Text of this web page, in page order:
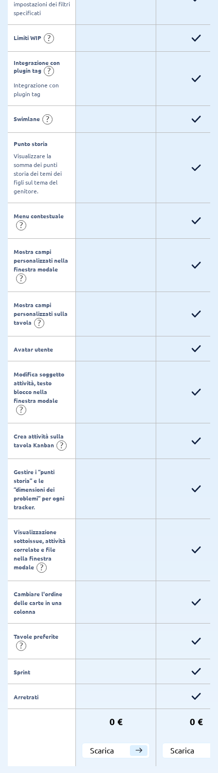
impostazioni dei filtri
specificati
Limiti WIP ?
Integrazione con
plugin tag
?
Integrazione con
plugin tag
Swimlane ?
Punto storia
Visualizzare la
somma dei punti
storia dei temi dei
figli sul tema del
genitore.
Menu contestuale
?
Mostra campi
personalizzati nella
finestra modale
?
Mostra campi
personalizzati sulla
tavola
?
Avatar utente
Modifica soggetto
attività, testo
blocco nella
finestra modale
?
Crea attività sulla
tavola Kanban
?
Gestire i “punti
storia” e le
“dimensioni dei
problemi” per ogni
tracker.
Visualizzazione
sottoissue, attività
correlate e file
nella finestra
modale
?
Cambiare l'ordine
delle carte in una
colonna
Tavole preferite
?
Sprint
Arretrati
0 € 0 €
Scarica Scarica